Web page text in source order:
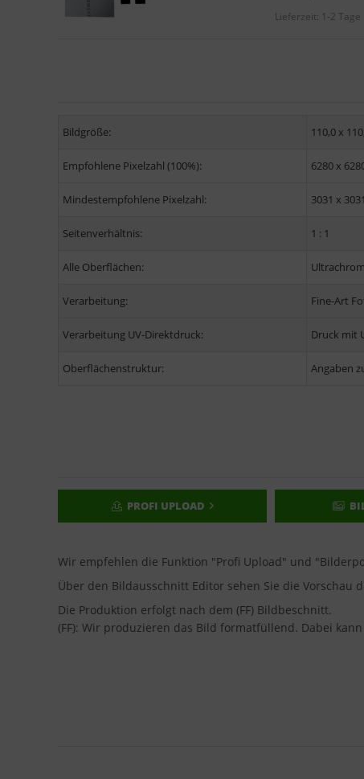
Lieferzeit: 1-2 Tage
Bildgröße: 110,0 x
Empfohlene Pixelzahl (100%): 6280 x
Mindestempfohlene Pixelzahl: 3031 x
Seitenverhältnis: 1 : 1
Alle Oberflächen:
Verarbeitung: Fine-Art
Verarbeitung UV-Direktdruck: Druck mit
Oberflächenstruktur: Angaben
PROFI UPLOAD
Wir empfehlen die Funktion "Profi Upload" und
Über den Bildausschnitt Editor sehen Sie die Vorschau
Die Produktion erfolgt nach dem (FF) Bildbeschnitt.
(FF): Wir produzieren das Bild formatfüllend. Dabei